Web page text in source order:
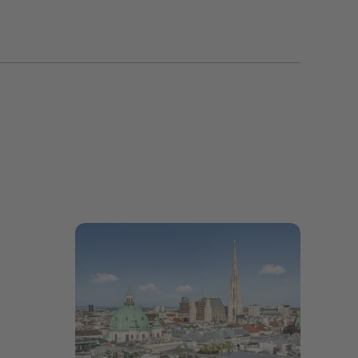
Bildergalerie öffnen